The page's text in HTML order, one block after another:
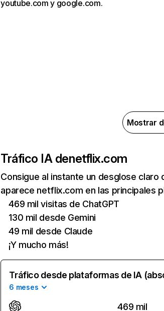
youtube.com y google.com.
Mostrar
Tráfico IA denetflix.com
Consigue al instante un desglose
aparece netflix.com en las principales
469 mil visitas de ChatGPT
130 mil desde Gemini
49 mil desde Claude
¡Y mucho más!
Tráfico desde plataformas de IA
6 meses
469 mil